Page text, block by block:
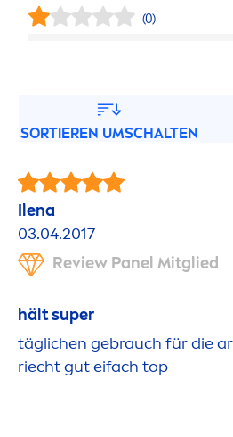
(0)
SORTIEREN UMSCHALTEN
Ilena
03.04.2017
Review Panel Mitglied
hält super
täglichen gebrauch für die
riecht gut eifach top